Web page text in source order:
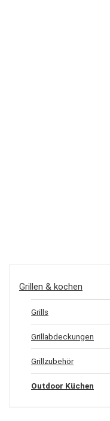
Grillen & kochen
Grills
Grillabdeckungen
Grillzubehör
Outdoor Küchen